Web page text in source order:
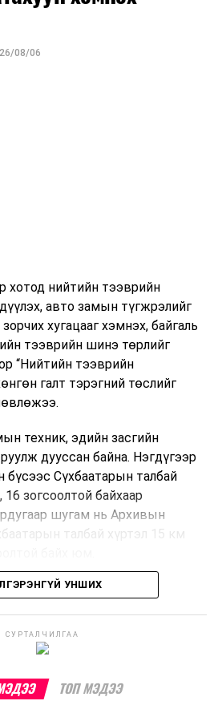
08/06
хотод нийтийн тээврийн
авто замын түгжрэлийг
хугацааг хэмнэх, байгаль
тээврийн шинэ төрлийг
“Нийтийн тээврийн
галт тэрэгний төслийг
техник, эдийн засгийн
дууссан байна. Нэгдүгээр
бүсээс Сүхбаатарын талбай
зогсоолтой байхаар
шугам нь Архивын
талбай хүртэл 15 км
цагт 10-12 мянган
хөгжүүлснээр нийтийн тээвэрт
дэмжиж, шугам болон
УНШИХ
СУРТАЛЧИЛГАА
ТОП МЭДЭЭ